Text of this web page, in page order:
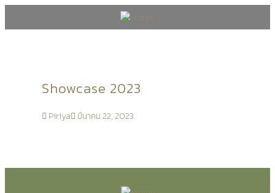
Showcase 2023
Piriya มีนาคม 22, 2023